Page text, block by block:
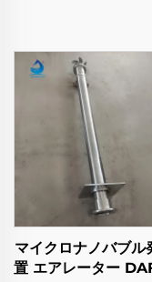
マイクロナノバブル
置 エアレーター